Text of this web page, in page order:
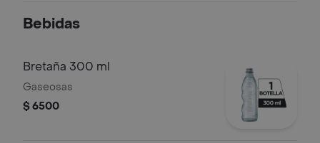
Bebidas
Bretaña 300 ml
Gaseosas
$ 6500